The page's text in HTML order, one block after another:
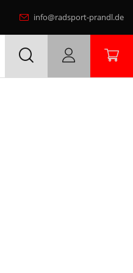
info@radsport-prandl.de